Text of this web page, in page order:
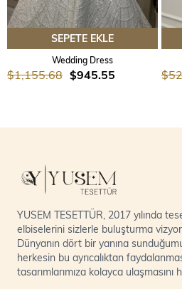
SEPETE EKLE
Wedding Dress
$945.55
$1,155.68
YUSEM TESETTÜR, 2017 yılında
elbiselerini sizlerle buluşturma
Dünyanın dört bir yanına
herkesin bu ayrıcalıktan
tasarımlarımıza kolayca ulaşmasını